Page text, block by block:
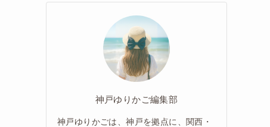
神戸ゆりかご編集部
神戸ゆりかごは、神戸を拠点に、関西・